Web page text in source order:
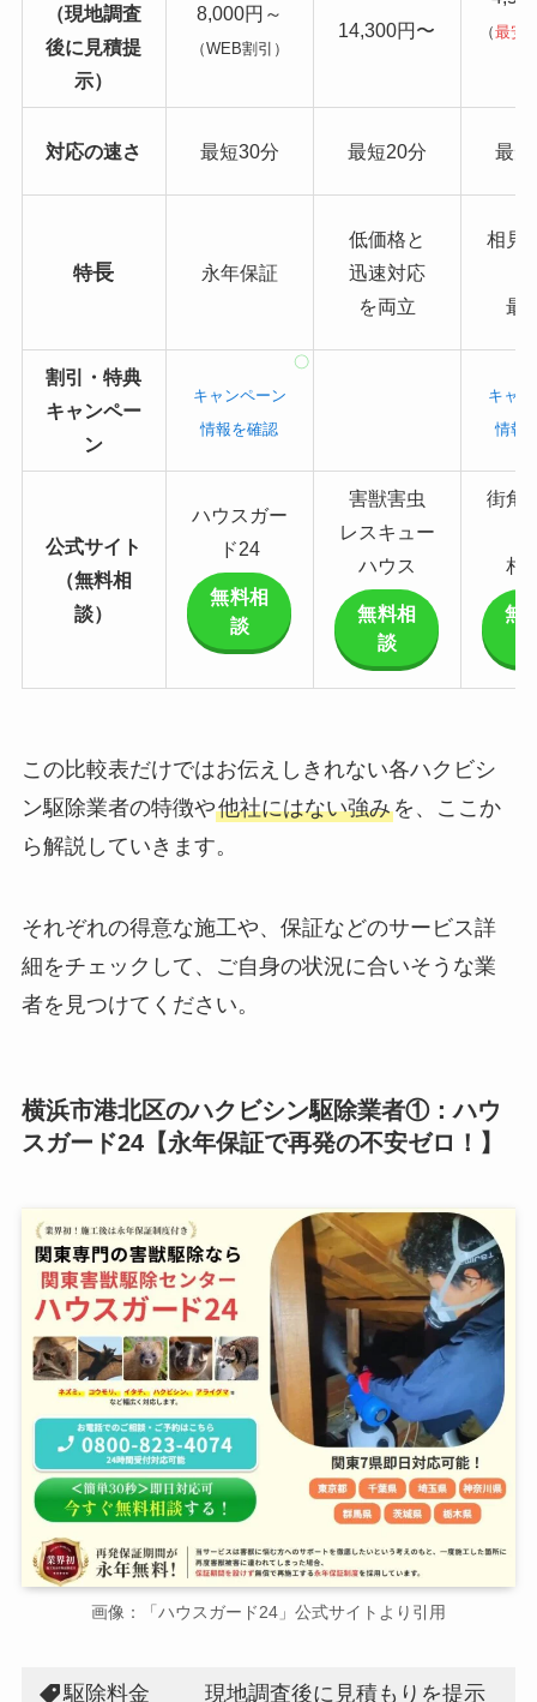
（現地調査
後に見積提
示）
8,000円～
（WEB割引）
14,300円〜 （最安
対応の速さ 最短30分 最短20分 最
特長 永年保証
低価格と
迅速対応
を両立
相見
最
割引・特典
キャンペー
ン
キャンペーン
情報を確認
キャ
情報
公式サイト
（無料相
談）
ハウスガー
ド24
無料相
談
害獣害虫
レスキュー
ハウス
無料相
談
街角
相
無
この比較表だけではお伝えしきれない各ハクビシ
ン駆除業者の特徴や他社にはない強みを、ここか
ら解説していきます。
それぞれの得意な施工や、保証などのサービス詳
細をチェックして、ご自身の状況に合いそうな業
者を見つけてください。
横浜市港北区のハクビシン駆除業者①：ハウ
スガード24【永年保証で再発の不安ゼロ！】
画像：「ハウスガード24」公式サイトより引用
駆除料金
現地調査後に見積もりを提示